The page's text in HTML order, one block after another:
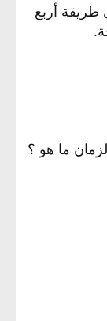
طريقة أربع
ما هو ؟